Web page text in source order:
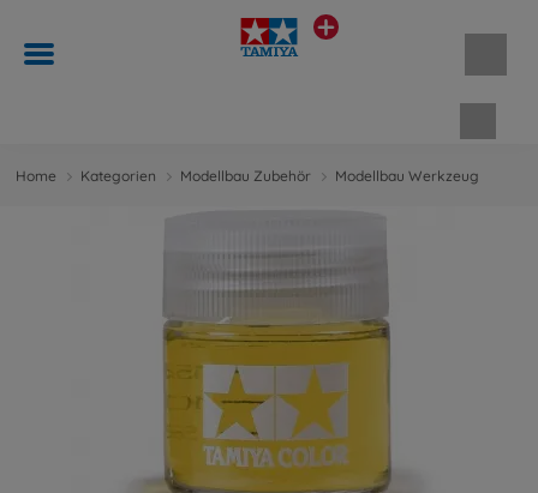
Home Kategorien Modellbau Zubehör Modellbau Werkzeug